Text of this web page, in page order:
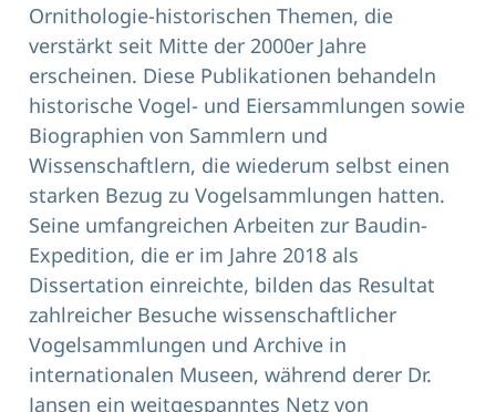
Ornithologie-historischen Themen, die
verstärkt seit Mitte der 2000er Jahre
erscheinen. Diese Publikationen behandeln
historische Vogel- und Eiersammlungen sowie
Biographien von Sammlern und
Wissenschaftlern, die wiederum selbst einen
starken Bezug zu Vogelsammlungen hatten.
Seine umfangreichen Arbeiten zur Baudin-
Expedition, die er im Jahre 2018 als
Dissertation einreichte, bilden das Resultat
zahlreicher Besuche wissenschaftlicher
Vogelsammlungen und Archive in
internationalen Museen, während derer Dr.
Jansen ein weitgespanntes Netz von